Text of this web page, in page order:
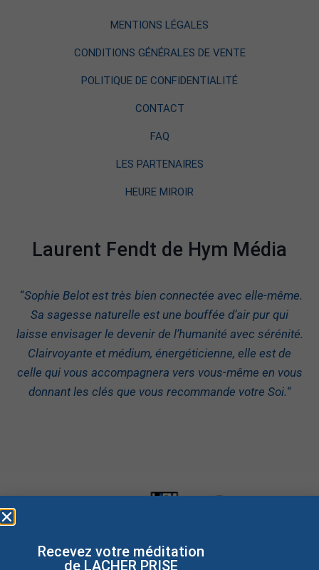
MENTIONS LÉGALES
CONDITIONS GÉNÉRALES DE VENTE
POLITIQUE DE CONFIDENTIALITÉ
CONTACT
FAQ
LES PARTENAIRES
HEURE MIROIR
Laurent Fendt de Hym Média
“Sophie Belot est très bien connectée avec elle-même.
Sa sagesse naturelle est une bouffée d’air pur qui
laisse envisager le devenir de l’humanité avec sérénité.
Clairvoyante et médium, énergéticienne, elle est de
celle qui vous accompagnera vers vous-même en vous
donnant les clés que vous recommande votre Soi.“
Recevez votre méditation
de LACHER PRISE